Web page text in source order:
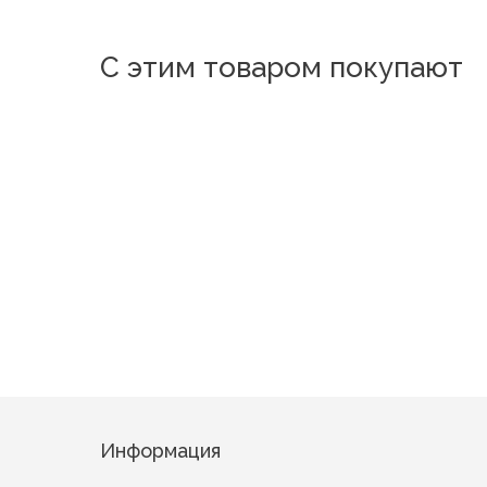
С этим товаром покупают
Информация